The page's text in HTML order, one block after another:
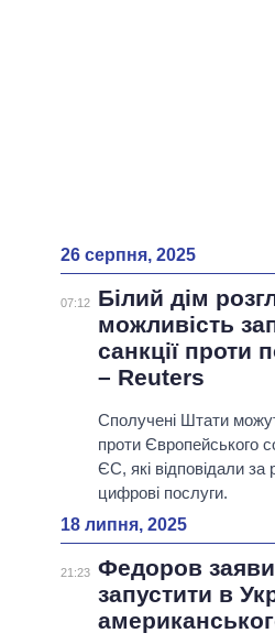
26 серпня, 2025
07:12
Білий дім
можливість
санкції проти
– Reuters
Сполучені Штати
проти Європейського
ЄС, які відповідали за
цифрові послуги.
18 липня, 2025
21:23 Федоров
запустити в